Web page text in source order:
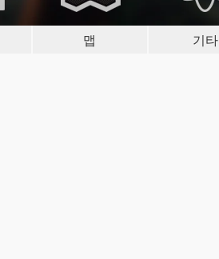
맵 기타